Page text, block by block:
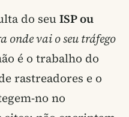
do seuISP ou
onde vai o seu tráfego
é o trabalho do
rastreadores e o
no no